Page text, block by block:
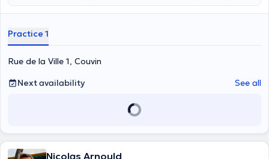
specialize in sports physiotherapy, maxillofacial physiotherapy and
questions or to set up an appointment.
Practice 1
Rue de la Ville 1, Couvin
Next availability
See all
Nicolas Arnould